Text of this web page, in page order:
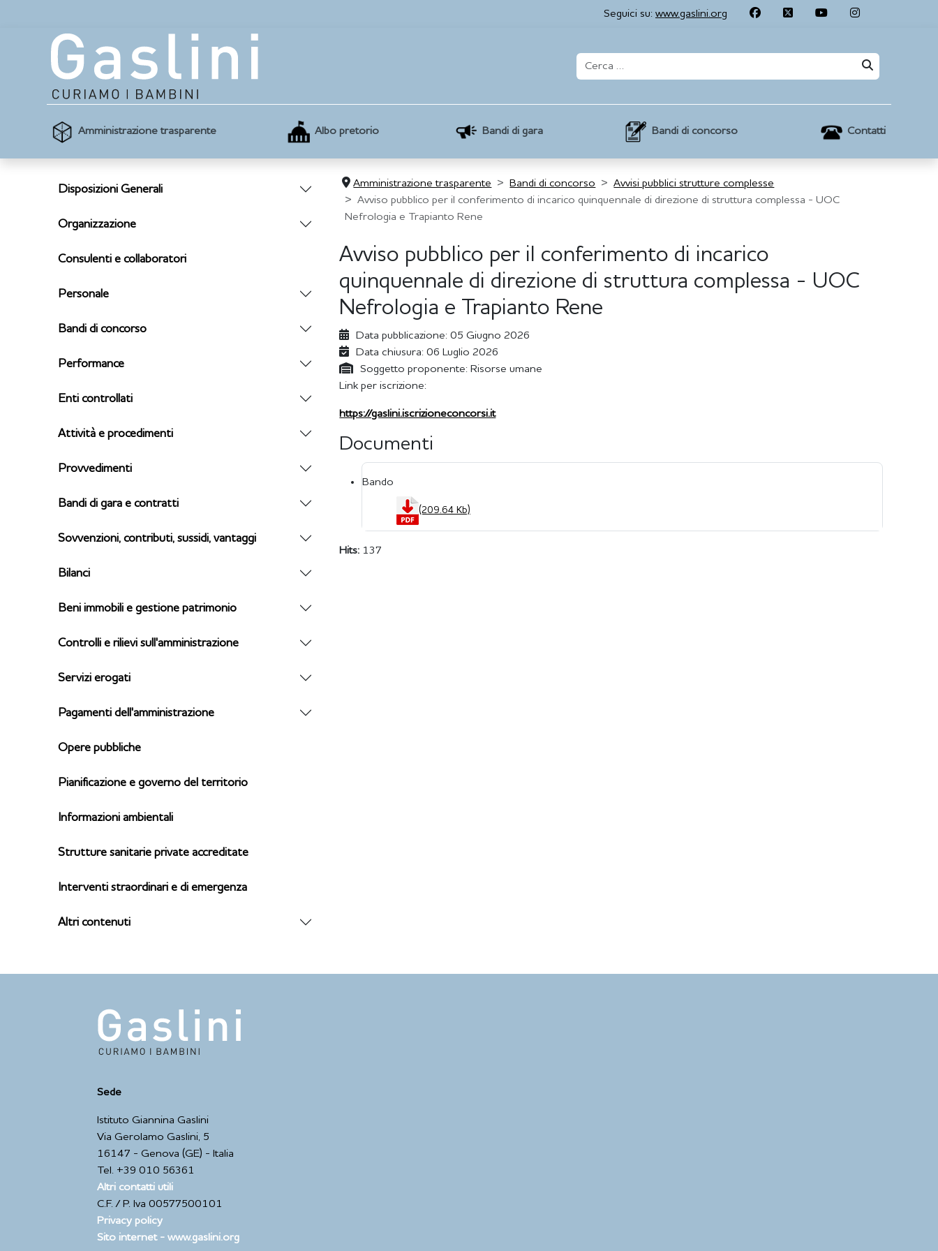
Seguici su: www.gaslini.org
Amministrazione trasparente Albo pretorio Bandi di gara Bandi di concorso Contatti
Disposizioni Generali
Organizzazione
Consulenti e collaboratori
Personale
Bandi di concorso
Performance
Enti controllati
Attività e procedimenti
Provvedimenti
Bandi di gara e contratti
Sovvenzioni, contributi, sussidi, vantaggi
Bilanci
Beni immobili e gestione patrimonio
Controlli e rilievi sull'amministrazione
Servizi erogati
Pagamenti dell'amministrazione
Opere pubbliche
Pianificazione e governo del territorio
Informazioni ambientali
Strutture sanitarie private accreditate
Interventi straordinari e di emergenza
Altri contenuti
Amministrazione trasparente Bandi di concorso
Avvisi pubblici strutture complesse
Avviso pubblico per il conferimento di incarico quinquennale di direzione di struttura complessa - UOC
Nefrologia e Trapianto Rene
Avviso pubblico per il conferimento di incarico
quinquennale di direzione di struttura complessa - UOC
Nefrologia e Trapianto Rene
Data pubblicazione: 05 Giugno 2026
Data chiusura: 06 Luglio 2026
Soggetto proponente: Risorse umane
Link per iscrizione:
https://gaslini.iscrizioneconcorsi.it
Documenti
Bando
(209.64 Kb)
Hits: 137
Sede
Istituto Giannina Gaslini
Via Gerolamo Gaslini, 5
16147 - Genova (GE) - Italia
Tel. +39 010 56361
Altri contatti utili
C.F. / P. Iva 00577500101
Privacy policy
Sito internet - www.gaslini.org